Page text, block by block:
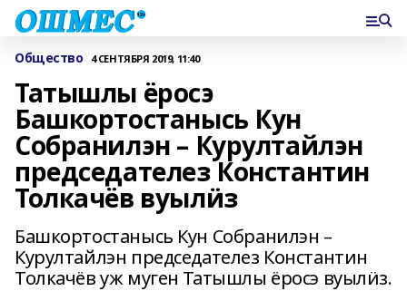
Общество 4 СЕНТЯБРЯ 2019, 11:40
Татышлы ёросэ
Башкортостанысь Кун
Собранилэн – Курултайлэн
председателез Константин
Толкачёв вуылӥз
Башкортостанысь Кун Собранилэн –
Курултайлэн председателез Константин
Толкачёв уж муген Татышлы ёросэ вуылӥз.